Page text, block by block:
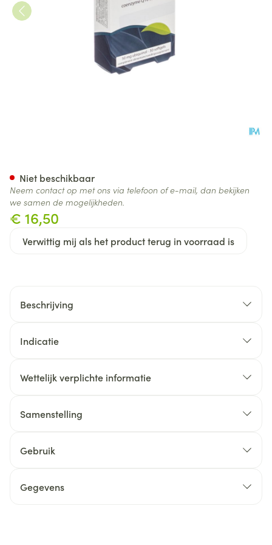
€ 16,50
Verwittig mij als het product terug in voorraad is
Niet beschikbaar
Neem contact op met ons via telefoon of e-mail, dan bekijken
we samen de mogelijkheden.
Beschrijving
Indicatie
Wettelijk verplichte informatie
Samenstelling
Gebruik
Gegevens